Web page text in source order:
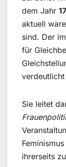
dem Jahr
aktuell
sind. Der
für
Sie leitet
ihrerseits zu